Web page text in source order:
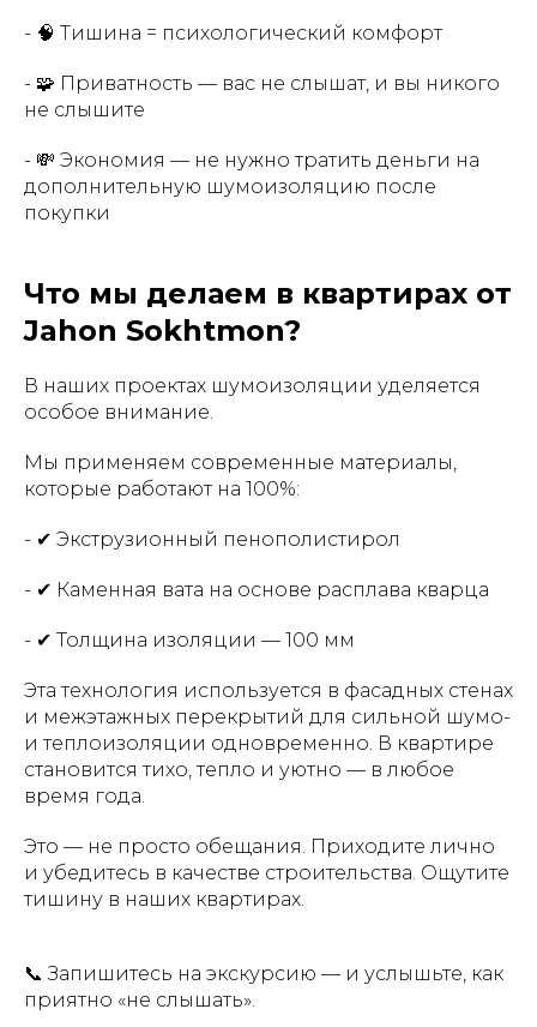
- 🧠 Тишина = психологический комфорт
- 🧩 Приватность — вас не слышат, и вы никого
не слышите
- 💸 Экономия — не нужно тратить деньги на
дополнительную шумоизоляцию после
покупки
Что мы делаем в квартирах от
Jahon Sokhtmon?
В наших проектах шумоизоляции уделяется
особое внимание.
Мы применяем современные материалы,
которые работают на 100%:
- ✔ Экструзионный пенополистирол
- ✔ Каменная вата на основе расплава кварца
- ✔ Толщина изоляции — 100 мм
Эта технология используется в фасадных стенах
и межэтажных перекрытий для сильной шумо-
и теплоизоляции одновременно. В квартире
становится тихо, тепло и уютно — в любое
время года.
Это — не просто обещания. Приходите лично
и убедитесь в качестве строительства. Ощутите
тишину в наших квартирах.
📞 Запишитесь на экскурсию — и услышьте, как
приятно «не слышать».